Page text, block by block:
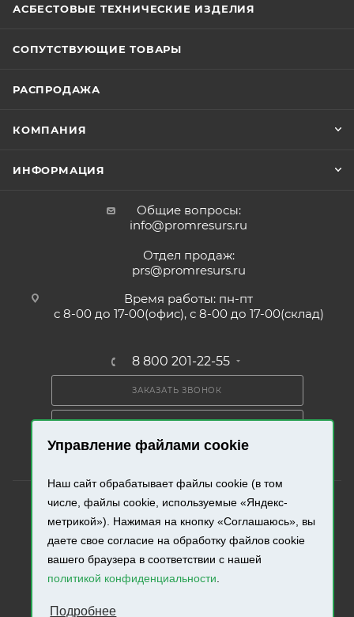
Управление файлами cookie
Наш сайт обрабатывает файлы cookie (в том
числе, файлы cookie, используемые «Яндекс-
метрикой»). Нажимая на кнопку «Соглашаюсь», вы
даете свое согласие на обработку файлов cookie
вашего браузера в соответствии с нашей
политикой конфиденциальности.
Подробнее
АСБЕСТОВЫЕ ТЕХНИЧЕСКИЕ ИЗДЕЛИЯ
СОПУТСТВУЮЩИЕ ТОВАРЫ
РАСПРОДАЖА
КОМПАНИЯ
ИНФОРМАЦИЯ
Общие вопросы:
info@promresurs.ru
Отдел продаж:
prs@promresurs.ru
Время работы: пн-пт
с 8-00 до 17-00(офис), с 8-00 до 17-00(склад)
8 800 201-22-55
ЗАКАЗАТЬ ЗВОНОК
2026 © «Промресурс». Все права защищены.